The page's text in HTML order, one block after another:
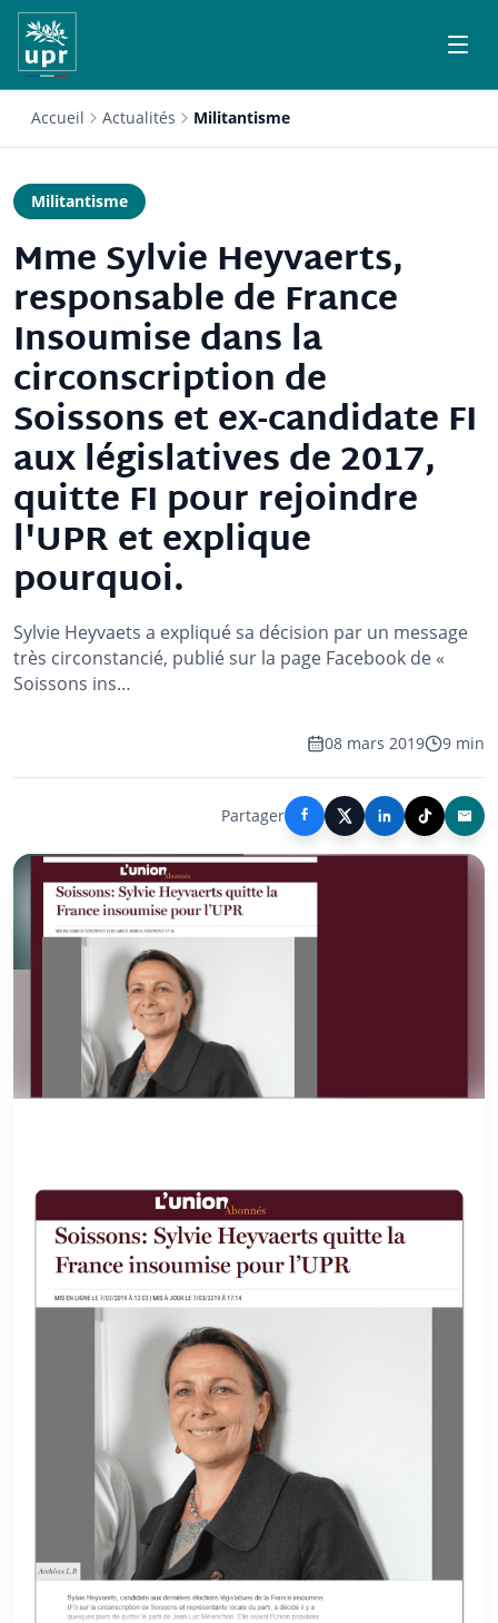
Accueil Actualités Militantisme
Militantisme
Mme Sylvie Heyvaerts,
responsable de France
Insoumise dans la
circonscription de
Soissons et ex-candidate FI
aux législatives de 2017,
quitte FI pour rejoindre
l'UPR et explique
pourquoi.
Sylvie Heyvaets a expliqué sa décision par un message
très circonstancié, publié sur la page Facebook de «
Soissons ins…
08 mars 2019 9 min
Partager